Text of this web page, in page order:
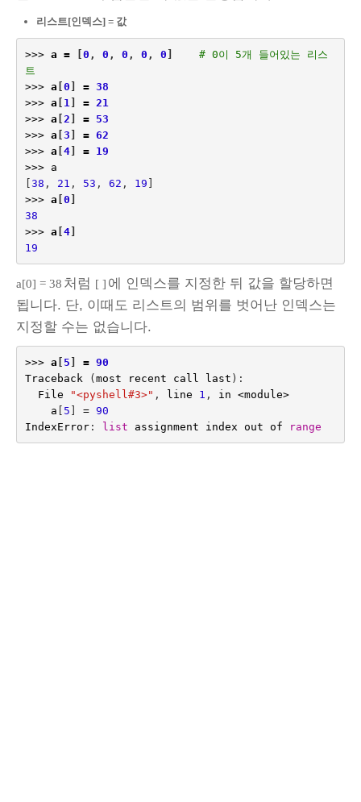
리스트[인덱스] = 값
>>> a = [0 , 0 , 0 , 0 , 0 ]
# 0이 5개 들어있는 리스
트
>>> a [0 ] = 38
>>> a [ 1 ] =
21
>>> a [ 2 ] =
53
>>> a [3 ] = 62
>>> a [4] =
19
>>>
a
[38 , 21 , 53 , 62 , 19 ]
>>> a [0 ]
38
>>> a [4]
19
a[0] = 38 처럼 [ ] 에 인덱스를 지정한 뒤 값을 할당하면
됩니다. 단, 이때도 리스트의 범위를 벗어난 인덱스는
지정할 수는 없습니다.
>>> a [ 5 ] = 90
Traceback
(most recent call last ):
File
"<pyshell#3>" , line 1 , in <module>
a [ 5 ] = 90
IndexError: list assignment index out of range